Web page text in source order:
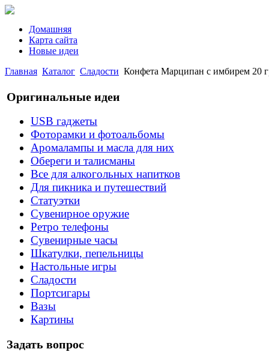
Домашняя
Карта сайта
Новые идеи
Главная Каталог Сладости Конфета Марципан с имбирем 20
Оригинальные идеи
USB гаджеты
Фоторамки и фотоальбомы
Аромалампы и масла для них
Обереги и талисманы
Все для алкогольных напитков
Для пикника и путешествий
Статуэтки
Сувенирное оружие
Ретро телефоны
Сувенирные часы
Шкатулки, пепельницы
Настольные игры
Сладости
Портсигары
Вазы
Картины
Задать вопрос